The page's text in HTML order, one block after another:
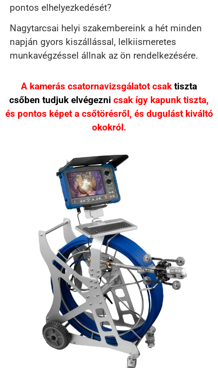
pontos elhelyezkedését?
Nagytarcsai helyi szakembereink a hét minden
napján gyors kiszállással, lelkiismeretes
munkavégzéssel állnak az ön rendelkezésére.
A kamerás csatornavizsgálatot csak tiszta
csőben tudjuk elvégezni csak így kapunk tiszta,
és pontos képet a csőtörésről, és dugulást kiváltó
okokról.